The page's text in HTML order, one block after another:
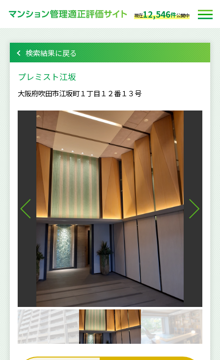
現在12,546件公開中
検索結果に戻る
プレミスト江坂
大阪府吹田市江坂町１丁目１２番１３号